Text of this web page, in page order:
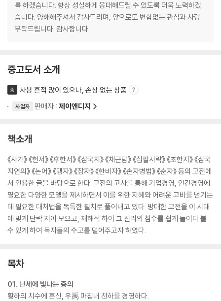
록 하겠습니다. 항상 성실하게 응대해드릴 수 있도록 더욱 노력하겠
습니다. 양해해주셔서 감사드리며, 앞으로도 변함없는 관심과 사랑
부탁드립니다. 감사합니다
중고도서 소개
중 사용 흔적 많이 있으나, 손상 없는 상품
사업자 판매자 : 제이앤디지
책소개
《사가》 《헌서》 《후한서》 《삼국지》 《채근담》 《십팔사략》 《초한지》 《삼국
지연의》 《논어》 《맹자》 《장자》 《한비자》 《손자병법》 《순자》 등의 고전에
서 인용한 글을 바탕으로 한다. 고전의 고사를 통해 기업경영, 인간경영에
필요한 다양한 모델을 제시하면서 이를 위한 지혜와 어려운 고비를 넘기는
데 필요한 대처법을 독특한 필치로 풀어내고 있다. 방대한 고전을 이 시대
에 맞게 단락 지어 모으고, 재해석 하여 그 진리의 참수를 쉽게 들여다 볼
수 있게 하여 독자들의 수고를 덜어주고자 하였다.
목차
01. 난세에 빛나는 충의
황하의 치수에 혼신, 우禹 마침내 천하를 경영하다.